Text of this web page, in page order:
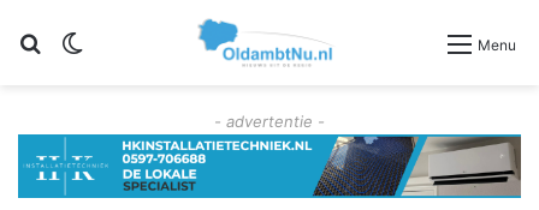
Zoeken Menu
- advertentie -